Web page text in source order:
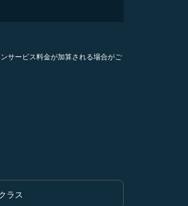
サービス料金が加算される場合がご
ビジネスクラス Selected
ラス